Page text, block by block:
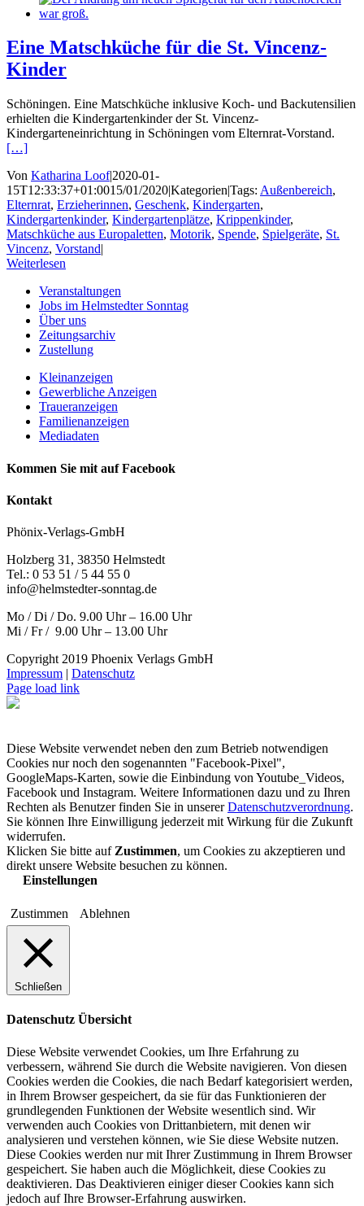
Eine Matschküche für die St. Vincenz-
Kinder
Schöningen. Eine Matschküche inklusive Koch- und Backutensilien
erhielten die Kindergartenkinder der St. Vincenz-
Kindergarteneinrichtung in Schöningen vom Elternrat-Vorstand.
[…]
Von Katharina Loof|2020-01-
15T12:33:37+01:0015/01/2020|Kategorien|Tags: Außenbereich,
Elternrat, Erzieherinnen, Geschenk, Kindergarten,
Kindergartenkinder, Kindergartenplätze, Krippenkinder,
Matschküche aus Europaletten, Motorik, Spende, Spielgeräte, St.
Vincenz, Vorstand|
Weiterlesen
Veranstaltungen
Jobs im Helmstedter Sonntag
Über uns
Zeitungsarchiv
Zustellung
Kleinanzeigen
Gewerbliche Anzeigen
Traueranzeigen
Familienanzeigen
Mediadaten
Kommen Sie mit auf Facebook
Kontakt
Phönix-Verlags-GmbH
Holzberg 31, 38350 Helmstedt
Tel.: 0 53 51 / 5 44 55 0
info@helmstedter-sonntag.de
Mo / Di / Do. 9.00 Uhr – 16.00 Uhr
Mi / Fr / 9.00 Uhr – 13.00 Uhr
Copyright 2019 Phoenix Verlags GmbH
Impressum | Datenschutz
Page load link
Diese Website verwendet neben den zum Betrieb notwendigen
Cookies nur noch den sogenannten "Facebook-Pixel",
GoogleMaps-Karten, sowie die Einbindung von Youtube_Videos,
Facebook und Instagram. Weitere Informationen dazu und zu Ihren
Rechten als Benutzer finden Sie in unsererDatenschutzverordnung.
Sie können Ihre Einwilligung jederzeit mit Wirkung für die Zukunft
widerrufen.
Klicken Sie bitte auf Zustimmen, um Cookies zu akzeptieren und
direkt unsere Website besuchen zu können.
Einstellungen
Zustimmen Ablehnen
Schließen
Datenschutz Übersicht
Diese Website verwendet Cookies, um Ihre Erfahrung zu
verbessern, während Sie durch die Website navigieren. Von diesen
Cookies werden die Cookies, die nach Bedarf kategorisiert werden,
in Ihrem Browser gespeichert, da sie für das Funktionieren der
grundlegenden Funktionen der Website wesentlich sind. Wir
verwenden auch Cookies von Drittanbietern, mit denen wir
analysieren und verstehen können, wie Sie diese Website nutzen.
Diese Cookies werden nur mit Ihrer Zustimmung in Ihrem Browser
gespeichert. Sie haben auch die Möglichkeit, diese Cookies zu
deaktivieren. Das Deaktivieren einiger dieser Cookies kann sich
jedoch auf Ihre Browser-Erfahrung auswirken.